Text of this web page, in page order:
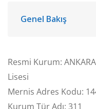
Genel Bakış
Resmi Kurum:
Lisesi
Mernis Adres Kodu:
Kurum Tür Adı: 311